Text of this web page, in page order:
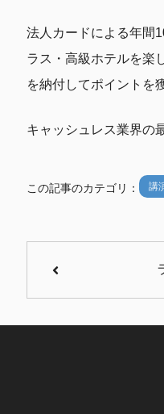
法人カードによる年間
ラス・高級ホテルを楽
を納付してポイントを
キャッシュレス業界の
この記事のカテゴリ： 講